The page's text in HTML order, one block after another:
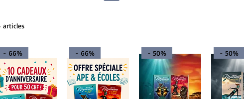
articles
- 66% - 66% - 50% - 50%